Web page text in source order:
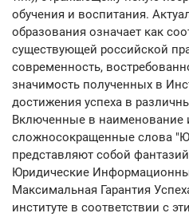
обучения и воспитания.
образования означает как
существующей российской
современность,
значимость полученных в
достижения успеха в
Включенные в наименование
сложносокращенные слова
представляют собой
Юридические
Максимальная Гарантия
институте в соответствии с